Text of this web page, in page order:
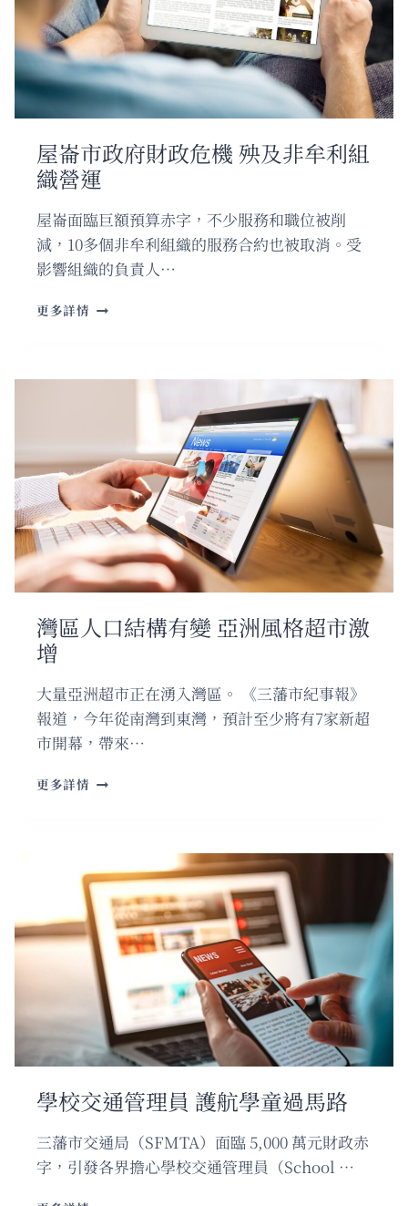
增
發
酒
牌
屋崙市政府財政危機 殃及非牟利組
織營運
屋崙面臨巨額預算赤字，不少服務和職位被削
減，10多個非牟利組織的服務合約也被取消。受
影響組織的負責人…
更多詳情
府
機
殃
及
非
牟
利
組
織
運
灣區人口結構有變 亞洲風格超市激
增
大量亞洲超市正在湧入灣區。 《三藩市紀事報》
報道，今年從南灣到東灣，預計至少將有7家新超
市開幕，帶來…
更多詳情
構
有
變
亞
洲
風
格
超
市
激
增
學校交通管理員 護航學童過馬路
三藩市交通局（SFMTA）面臨 5,000 萬元財政赤
字，引發各界擔心學校交通管理員（School …